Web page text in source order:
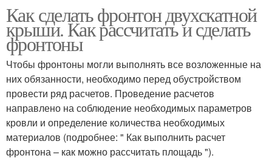
Как сделать фронтон двухскатной
крыши. Как рассчитать и сделать
фронтоны
Чтобы фронтоны могли выполнять все возложенные на
них обязанности, необходимо перед обустройством
провести ряд расчетов. Проведение расчетов
направлено на соблюдение необходимых параметров
кровли и определение количества необходимых
материалов (подробнее: " Как выполнить расчет
фронтона – как можно рассчитать площадь ").